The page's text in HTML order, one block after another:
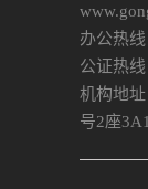
办公热
公证热
机构地
号2座